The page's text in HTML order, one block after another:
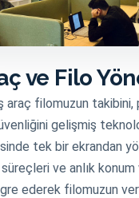
ve Filo
araç filomuzun takibini,
gelişmiş
tek bir ekrandan
ve anlık konum
ederek filomuzun